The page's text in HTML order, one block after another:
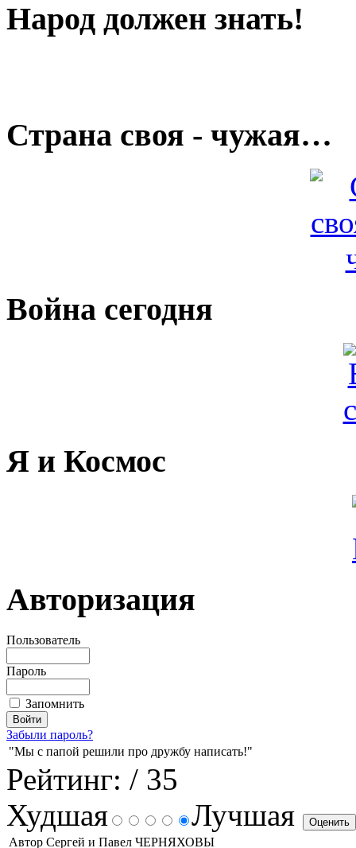
Народ должен знать!
Страна своя - чужая…
Война сегодня
Я и Космос
Авторизация
Пользователь
Пароль
Запомнить
Забыли пароль?
"Мы с папой решили про дружбу написать!"
Рейтинг: / 35
Худшая
Лучшая
Автор Сергей и Павел ЧЕРНЯХОВЫ